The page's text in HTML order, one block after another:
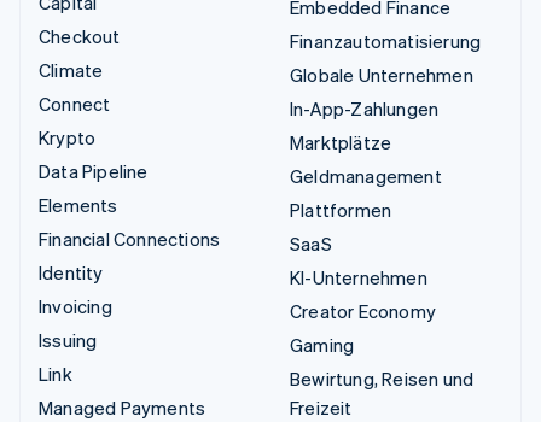
Checkout
Climate
Connect
Krypto
Data Pipeline
Elements
Financial Connections
Identity
Invoicing
Issuing
Link
Managed Payments
Embedded Finance
Finanzautomatisierung
Globale Unternehmen
In-App-Zahlungen
Marktplätze
Geldmanagement
Plattformen
SaaS
KI-Unternehmen
Creator Economy
Gaming
Bewirtung, Reisen und
Freizeit